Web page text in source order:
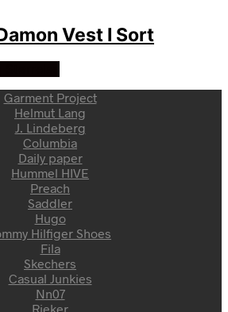
Vest I Sort
Garment Project
Helmut Lang
J. Lindeberg
Columbia
Daily paper
Hummel HIVE
Preach
Saddler
Hugo
Hilfiger Shoes
Fila
Skechers
Casual Junkies
Nn07
Rieker